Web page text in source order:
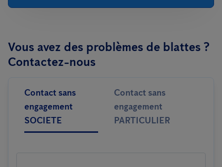
Vous avez des problèmes de blattes ?
Contactez-nous
Contact sans
engagement
SOCIETE
Contact sans
engagement
PARTICULIER